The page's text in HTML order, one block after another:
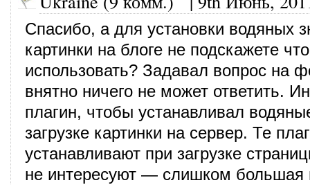
Спасибо, а для установки водяных
картинки на блоге не подскажете
использовать? Задавал вопрос на
внятно ничего не может ответить.
плагин, чтобы устанавливал
загрузке картинки на сервер. Те
устанавливают при загрузке
не интересуют — слишком большая